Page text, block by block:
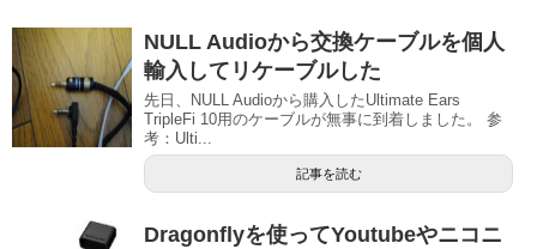
NULL Audioから交換ケーブルを個人
輸入してリケーブルした
先日、NULL Audioから購入したUltimate Ears
TripleFi 10用のケーブルが無事に到着しました。 参
考：Ulti...
記事を読む
Dragonflyを使ってYoutubeやニコニ